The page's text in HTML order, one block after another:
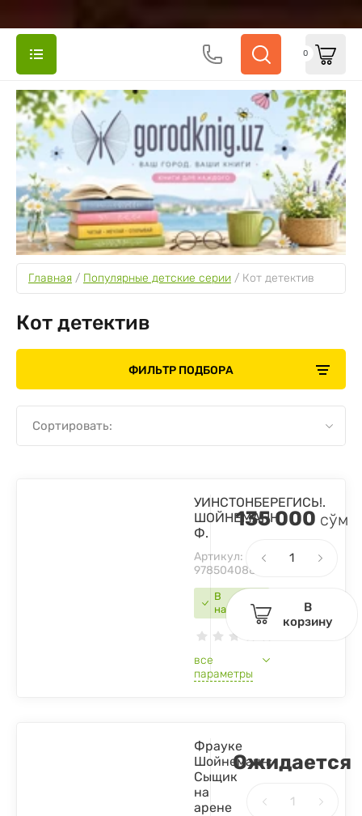
0
Главная / Популярные детские серии / Кот детектив
Кот детектив
ФИЛЬТР ПОДБОРА
Сортировать:
В
наличии
УИНСТОНБЕРЕГИСЬ!.
ШОЙНЕМАНН
Ф.
Артикул:
9785040886159
все
параметры
135 000 сўм
В
корзину
Фрауке
Шойнеманн:
Сыщик
на
арене
Ожидается